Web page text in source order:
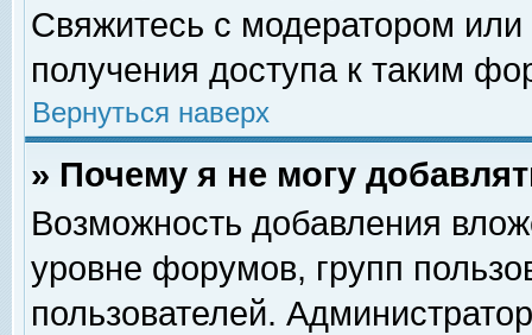
Свяжитесь с модератором
получения доступа к таким
Вернуться наверх
» Почему я не могу
Возможность добавления
уровне форумов, групп
пользователей.